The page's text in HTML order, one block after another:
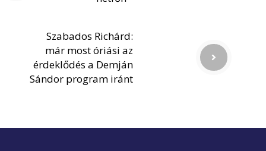
Szabados Richárd:
már most óriási az
érdeklődés a Demján
Sándor program iránt